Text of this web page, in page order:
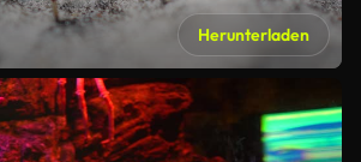
Herunterladen